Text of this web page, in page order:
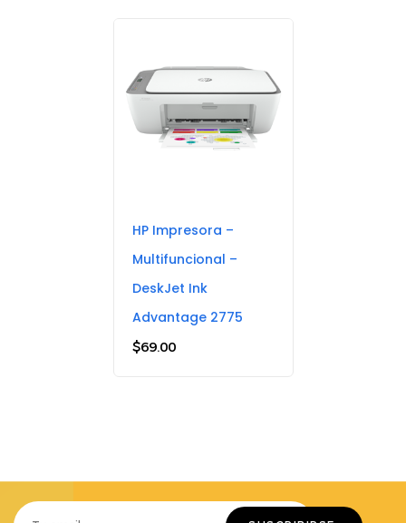
HP Impresora –
Multifuncional –
DeskJet Ink
Advantage 2775
$69.00